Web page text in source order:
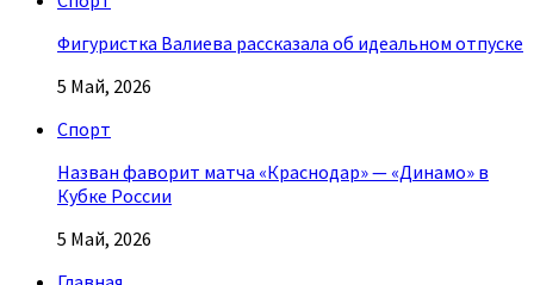
Фигуристка Валиева рассказала об идеальном отпуске
5 Май, 2026
Спорт
Назван фаворит матча «Краснодар» — «Динамо» в
Кубке России
5 Май, 2026